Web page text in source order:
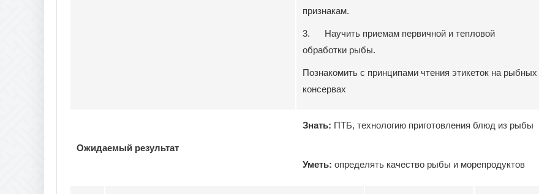
признакам.
3. Научить приемам первичной и тепловой
обработки рыбы.
Познакомить с принципами чтения этикеток на рыбных
консервах
Ожидаемый результат
Знать: ПТБ, технологию приготовления блюд из рыбы
Уметь: определять качество рыбы и морепродуктов